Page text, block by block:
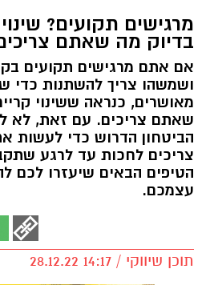
מרגישים תקועים?
בדיוק מה שאתם
אם אתם מרגישים תקועים
ושמשהו צריך להשתנות כדי
מאושרים, כנראה ששינוי
שאתם צריכים. עם זאת, לא
הביטחון הדרוש כדי לעשות
צריכים לחכות עד לרגע
הטיפים הבאים שיעזרו לכם
עצמכם.
תוכן שיווקי / 14:17 28.12.22